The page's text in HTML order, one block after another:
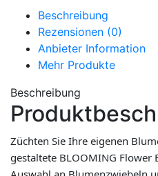
Beschreibung
Rezensionen (0)
Anbieter Information
Mehr Produkte
Beschreibung
Züchten Sie Ihre eigenen
gestaltete BLOOMING